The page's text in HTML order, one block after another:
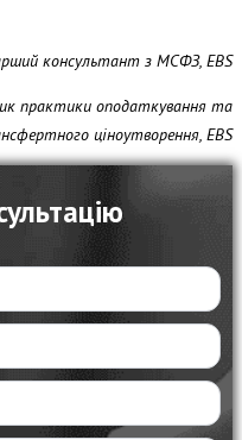
консультант з МСФЗ, EBS
практики оподаткування та
ціноутворення, EBS